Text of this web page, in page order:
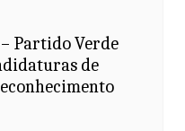
Partido Verde
de